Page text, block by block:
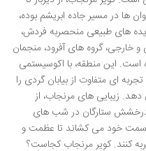
ها در مسیر جاده ابریشم بوده،
های طبیعی منحصربه فردش،
خارجی، گروه های آفرود، منجمان
است. این منطقه، با اکوسیستمی
ای متفاوت از بیابان گردی را
زیبایی های مرنجاب، از
درخشش ستارگان در شب های
سمت خود می کشاند تا عظمت و
کنند. کویر مرنجاب کجاست؟